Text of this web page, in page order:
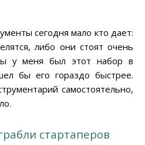
сегодня мало кто дает:
либо они стоят очень
у меня был этот набор в
бы его гораздо быстрее.
самостоятельно,
стартаперов